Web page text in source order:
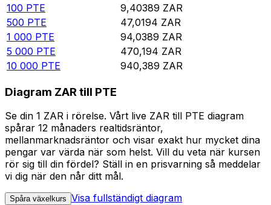
100 PTE 9,40389 ZAR
500 PTE 47,0194 ZAR
1 000 PTE 94,0389 ZAR
5 000 PTE 470,194 ZAR
10 000 PTE 940,389 ZAR
Diagram ZAR till PTE
Se din 1 ZAR i rörelse. Vårt live ZAR till PTE diagram
spårar 12 månaders realtidsräntor,
mellanmarknadsräntor och visar exakt hur mycket dina
pengar var värda när som helst. Vill du veta när kursen
rör sig till din fördel? Ställ in en prisvarning så meddelar
vi dig när den når ditt mål.
Spåra växelkurs Visa fullständigt diagram